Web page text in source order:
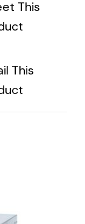
This
This